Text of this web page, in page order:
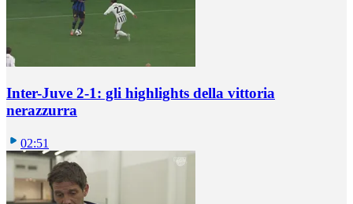
Inter-Juve 2-1: gli highlights della vittoria
nerazzurra
02:51